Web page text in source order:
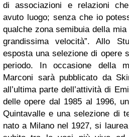
di associazioni e relazioni
avuto luogo; senza che io
qualche zona semibuia della
grandissima velocità”. Allo
esposta una selezione di opere
periodo. In occasione della
Marconi sarà pubblicato da
all’ultima parte dell’attività di
delle opere dal 1985 al 1996,
Quintavalle e una selezione di
nato a Milano nel 1927, si